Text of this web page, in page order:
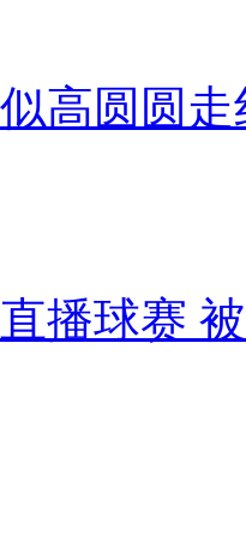
高圆圆走
播球赛